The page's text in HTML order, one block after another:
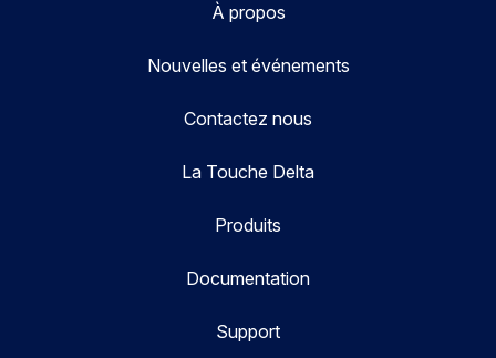
À propos
Nouvelles et événements
Contactez nous
La Touche Delta
Produits
Documentation
Support